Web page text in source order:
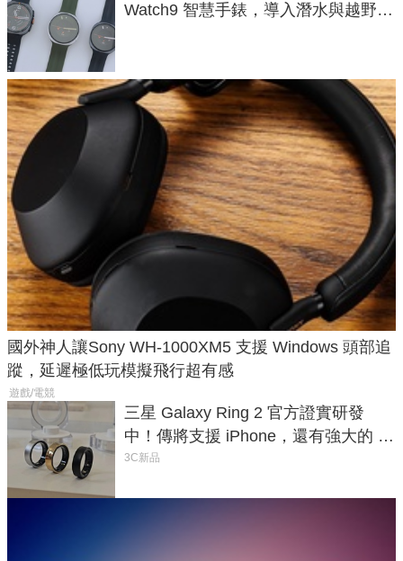
Watch9 智慧手錶，導入潛水與越野跑
國外神人讓Sony WH-1000XM5 支援 Windows 頭部追
蹤，延遲極低玩模擬飛行超有感
遊戲/電競
三星 Galaxy Ring 2 官方證實研發
中！傳將支援 iPhone，還有強大的 AI
與智慧家電連動功能
3C新品